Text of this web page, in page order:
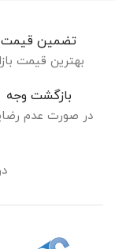
تضمین قیمت
بهترین قیمت
بازگشت وجه
در صورت عدم